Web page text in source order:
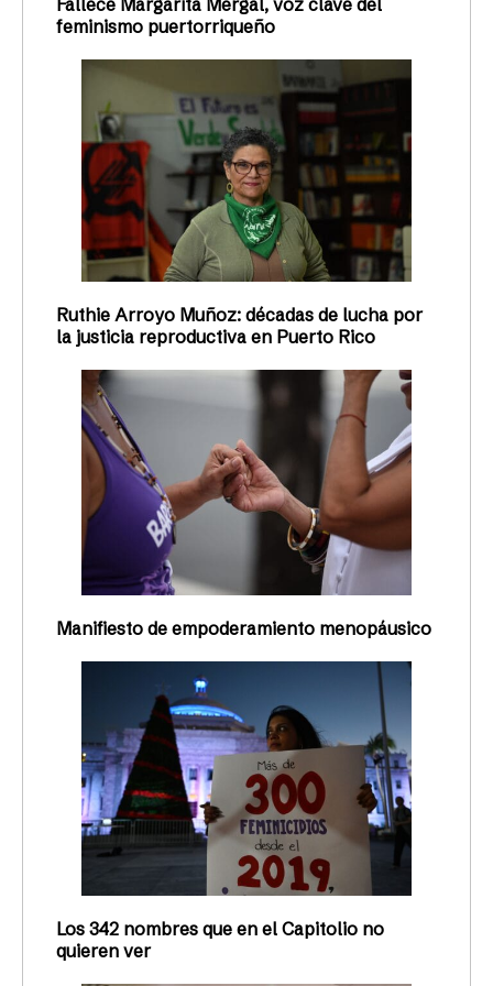
Fallece Margarita Mergal, voz clave del
feminismo puertorriqueño
Ruthie Arroyo Muñoz: décadas de lucha por
la justicia reproductiva en Puerto Rico
Manifiesto de empoderamiento menopáusico
Los 342 nombres que en el Capitolio no
quieren ver